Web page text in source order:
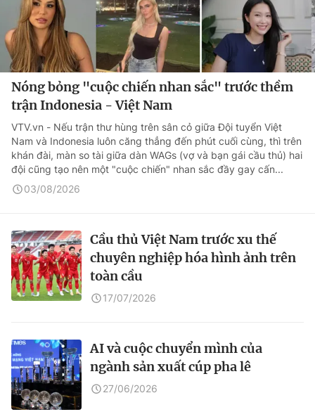
Nóng bỏng "cuộc chiến nhan sắc" trước thềm
trận Indonesia - Việt Nam
VTV.vn - Nếu trận thư hùng trên sân cỏ giữa Đội tuyển Việt
Nam và Indonesia luôn căng thẳng đến phút cuối cùng, thì trên
khán đài, màn so tài giữa dàn WAGs (vợ và bạn gái cầu thủ) hai
đội cũng tạo nên một "cuộc chiến" nhan sắc đầy gay cấn...
03/08/2026
Cầu thủ Việt Nam trước xu thế
chuyên nghiệp hóa hình ảnh trên
toàn cầu
17/07/2026
AI và cuộc chuyển mình của
ngành sản xuất cúp pha lê
27/06/2026